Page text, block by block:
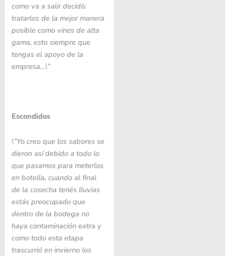
como va a salir decidís
tratarlos de la mejor manera
posible como vinos de alta
gama, esto siempre que
tengas el apoyo de la
empresa…\”
Escondidos
\”Yo creo que los sabores se
dieron así debido a todo lo
que pasamos para meterlos
en botella, cuando al final
de la cosecha tenés lluvias
estás preocupado que
dentro de la bodega no
haya contaminación extra y
como todo esta etapa
trascurrió en invierno los